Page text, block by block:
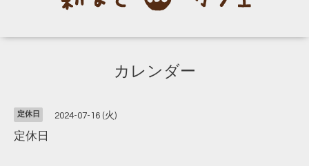
カレンダー
定休日 2024-07-16 (火)
定休日